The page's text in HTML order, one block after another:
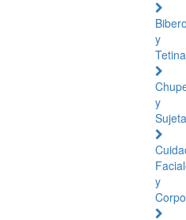
y
y
y